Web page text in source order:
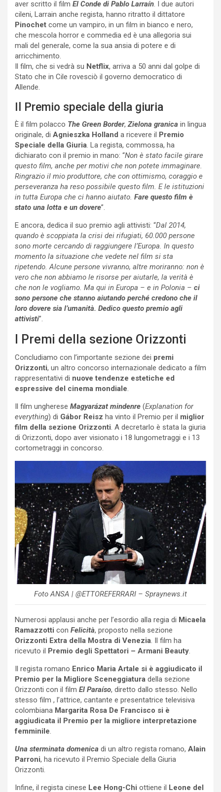
aver scritto il film El Conde di Pablo Larraín. I due autori
cileni, Larrain anche regista, hanno ritratto il dittatore
Pinochet come un vampiro, in un film in bianco e nero,
che mescola horror e commedia ed è una allegoria sui
mali del generale, come la sua ansia di potere e di
arricchimento.
Il film, che si vedrà su Netflix, arriva a 50 anni dal golpe di
Stato che in Cile rovesciò il governo democratico di
Allende.
Il Premio speciale della giuria
È il film polacco The Green Border,Zielona granica in lingua
originale, di Agnieszka Holland a ricevere il
Premio
Speciale della Giuria. La regista, commossa, ha
dichiarato con il premio in mano: “Non è stato facile girare
questo film, anche per motivi che non potete immaginare.
Ringrazio il mio produttore, che con ottimismo, coraggio e
perseveranza ha reso possibile questo film. E le istituzioni
in tutta Europa che ci hanno aiutato. Fare questo film è
stato una lotta e un dovere”.
E ancora, dedica il suo premio agli attivisti: “Dal 2014,
quando è scoppiata la crisi dei rifugiati, 60.000 persone
sono morte cercando di raggiungere l’Europa. In questo
momento la situazione che vedete nel film si sta
ripetendo. Alcune persone vivranno, altre moriranno: non è
vero che non abbiamo le risorse per aiutarle, la verità è
che non le vogliamo. Ma qui in Europa – e in Polonia – ci
sono persone che stanno aiutando perché credono che il
loro dovere sia l’umanità. Dedico questo premio agli
attivisti”.
I Premi della sezione Orizzonti
Concludiamo con l’importante sezione dei premi
Orizzonti, un altro concorso internazionale dedicato a film
rappresentativi di nuove tendenze estetiche ed
espressive del cinema mondiale.
Il film ungherese Magyarázat mindenre (Explanation for
everything) di Gábor Reisz ha vinto il Premio per il miglior
film della sezione Orizzonti. A decretarlo è stata la giuria
di Orizzonti, dopo aver visionato i 18 lungometraggi e i 13
cortometraggi in concorso.
Foto ANSA | @ETTOREFERRARI – Spraynews.it
Numerosi applausi anche per l’esordio alla regia di Micaela
Ramazzotti con Felicità, proposto nella sezione
Orizzonti Extra della Mostra di Venezia. Il film ha
ricevuto il
Premio degli Spettatori – Armani Beauty.
Il regista romano Enrico Maria Artale si è aggiudicato il
Premio per la Migliore Sceneggiatura della sezione
Orizzonti con il film El Paraíso, diretto dallo stesso. Nello
stesso film , l’attrice, cantante e presentatrice televisiva
colombiana Margarita Rosa De Francisco si è
aggiudicata il Premio per la migliore interpretazione
femminile.
Una sterminata domenica di un altro regista romano, Alain
Parroni, ha ricevuto il Premio Speciale della Giuria
Orizzonti.
Infine, il regista cinese Lee Hong-Chi ottiene il Leone del